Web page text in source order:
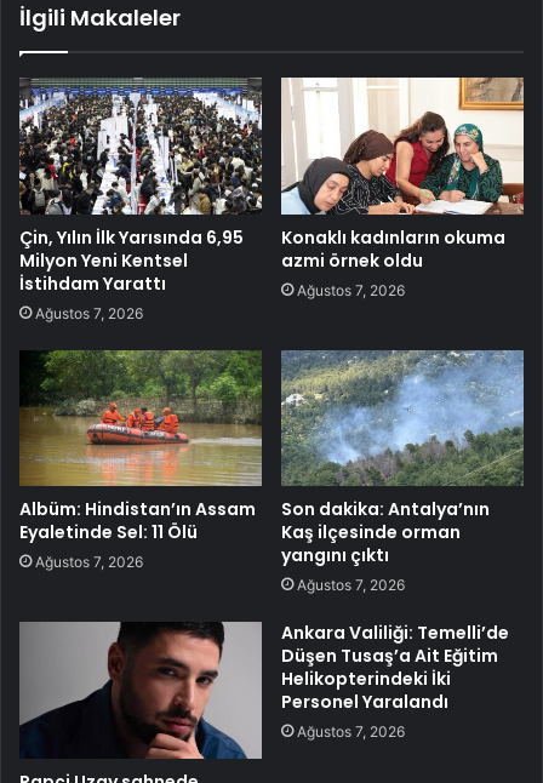
İlgili Makaleler
Çin, Yılın İlk Yarısında 6,95
Milyon Yeni Kentsel
İstihdam Yarattı
Ağustos 7, 2026
Konaklı kadınların okuma
azmi örnek oldu
Ağustos 7, 2026
Albüm: Hindistan’ın Assam
Eyaletinde Sel: 11 Ölü
Ağustos 7, 2026
Son dakika: Antalya’nın
Kaş ilçesinde orman
yangını çıktı
Ağustos 7, 2026
Ankara Valiliği: Temelli’de
Düşen Tusaş’a Ait Eğitim
Helikopterindeki İki
Personel Yaralandı
Ağustos 7, 2026